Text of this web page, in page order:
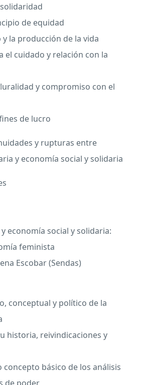
de equidad
la producción de la vida
el cuidado y relación con la
y compromiso con el
de lucro
y rupturas entre
y economía social y solidaria
economía social y solidaria:
feminista
Escobar (Sendas)
conceptual y político de la
historia, reivindicaciones y
concepto básico de los análisis